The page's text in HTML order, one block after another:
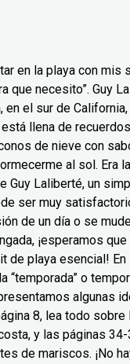
en la playa con mis
que necesito”. Guy
en el sur de
llena de
de nieve con
al sol. Era
Guy Laliberté, un
ser muy
de un día o se
¡esperamos
de playa esencial! En
“temporada” o
algunas
8, lea todo
y las páginas
de mariscos. ¡No